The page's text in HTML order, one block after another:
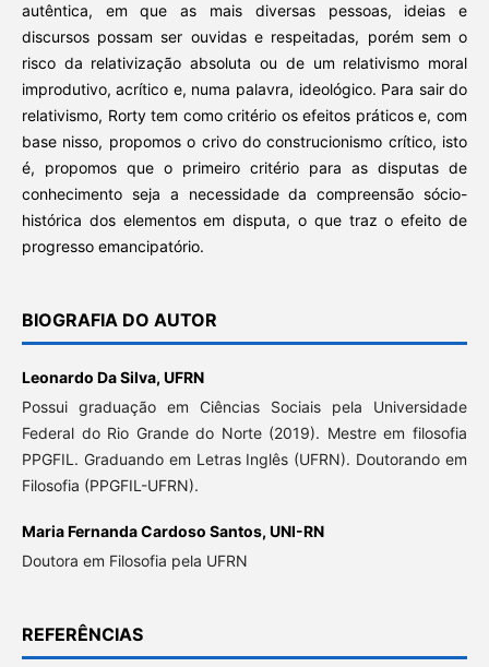
autêntica, em que as mais diversas pessoas, ideias e
discursos possam ser ouvidas e respeitadas, porém sem o
risco da relativização absoluta ou de um relativismo moral
improdutivo, acrítico e, numa palavra, ideológico. Para sair do
relativismo, Rorty tem como critério os efeitos práticos e, com
base nisso, propomos o crivo do construcionismo crítico, isto
é, propomos que o primeiro critério para as disputas de
conhecimento seja a necessidade da compreensão sócio-
histórica dos elementos em disputa, o que traz o efeito de
progresso emancipatório.
BIOGRAFIA DO AUTOR
Leonardo Da Silva, UFRN
Possui graduação em Ciências Sociais pela Universidade
Federal do Rio Grande do Norte (2019). Mestre em filosofia
PPGFIL. Graduando em Letras Inglês (UFRN). Doutorando em
Filosofia (PPGFIL-UFRN).
Maria Fernanda Cardoso Santos, UNI-RN
Doutora em Filosofia pela UFRN
REFERÊNCIAS